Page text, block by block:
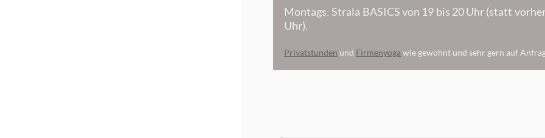
Montags: Strala BASICS von 19 bis 20 Uhr (statt
Uhr).
Privatstunden und Firmenyoga wie gewohnt und sehr gern auf